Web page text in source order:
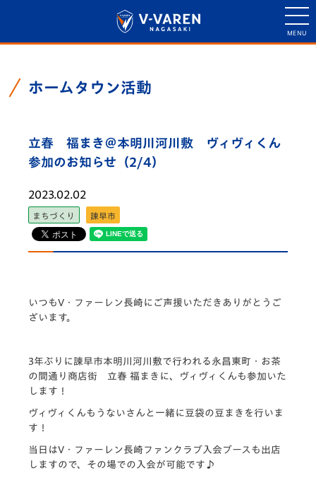
ホームタウン活動
立春 福まき＠本明川河川敷 ヴィヴィくん
参加のお知らせ（2/4）
2023.02.02
まちづくり 諫早市
いつもV・ファーレン長崎にご声援いただきありがとうご
ざいます。
3年ぶりに諫早市本明川河川敷で行われる永昌東町・お茶
の間通り商店街 立春 福まきに、ヴィヴィくんも参加いた
します！
ヴィヴィくんもうないさんと一緒に豆袋の豆まきを行いま
す！
当日はV・ファーレン長崎ファンクラブ入会ブースも出店
しますので、その場での入会が可能です♪